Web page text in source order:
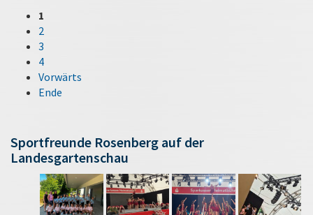
1
2
3
4
Vorwärts
Ende
Sportfreunde Rosenberg auf der
Landesgartenschau